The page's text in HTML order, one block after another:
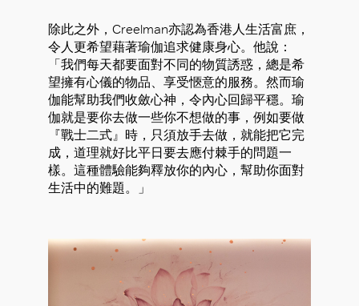
除此之外，Creelman亦認為香港人生活富庶，
令人更希望藉著瑜伽追求健康身心。他說：
「我們每天都要面對不同的物質誘惑，總是希
望擁有心儀的物品、享受愜意的服務。然而瑜
伽能幫助我們收斂心神，令內心回歸平穩。瑜
伽就是要你去做一些你不想做的事，例如要做
『戰士二式』時，只須放手去做，就能把它完
成，道理就好比平日要去應付棘手的問題一
樣。這種體驗能夠釋放你的內心，幫助你面對
生活中的難題。」
好